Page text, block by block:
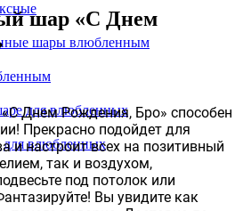
шары влюбленным
для влюбленных
влюбленных
шар «С Днем
Днем Рождения, Бро» способен
Прекрасно подойдет для
и настроит всех на позитивный
так и воздухом,
под потолок или
Вы увидите как